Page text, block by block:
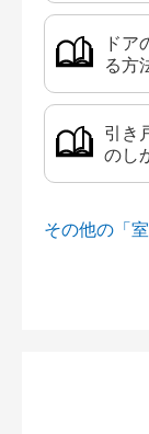
ド
る方
引き
のし
その他の「